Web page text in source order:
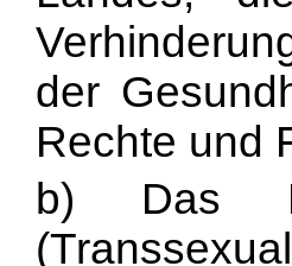
der
Rechte und
b) Das